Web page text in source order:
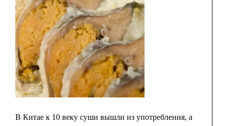
В Китае к 10 веку суши вышли из употребления, а